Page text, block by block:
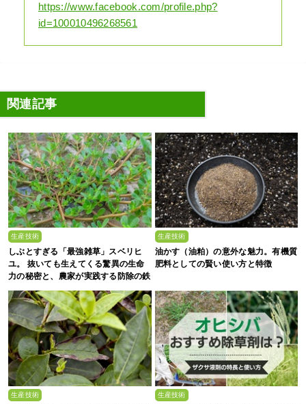
https://www.facebook.com/profile.php?
id=100010496268561
関連記事
生産技術
しぶとすぎる「最強雑草」スベリヒ
ユ。 抜いても生えてくる驚異の生命
力の秘密と、農家が実践する防除の鉄
則
生産技術
油かす（油粕）の意外な魅力。有機質
肥料としての賢い使い方と特徴
生産技術 生産技術